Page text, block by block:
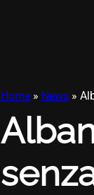
Home» News»